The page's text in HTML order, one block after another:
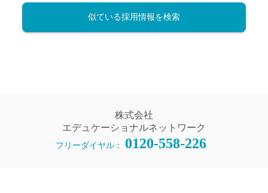
似ている採用情報を検索
株式会社
エデュケーショナルネットワーク
フリーダイヤル： 0120-558-226